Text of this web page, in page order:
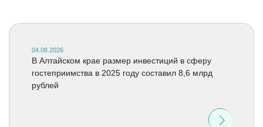
04.08.2026
В Алтайском крае размер инвестиций в сферу
гостеприимства в 2025 году составил 8,6 млрд
рублей